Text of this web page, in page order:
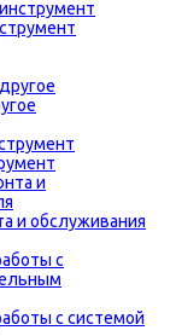
и обслуживания
с
с системой